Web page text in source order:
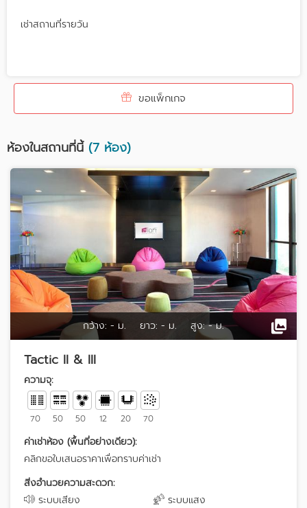
เช่าสถานที่รายวัน
ขอแพ็กเกจ
ห้องในสถานที่นี้(7 ห้อง)
กว้าง: - ม. ยาว: - ม. สูง: - ม.
Tactic II & III
ความจุ:
70 50 50 12 20 70
ค่าเช่าห้อง (พื้นที่อย่างเดียว):
คลิกขอใบเสนอราคาเพื่อทราบค่าเช่า
สิ่งอำนวยความสะดวก:
ระบบเสียง
ระบบแสง